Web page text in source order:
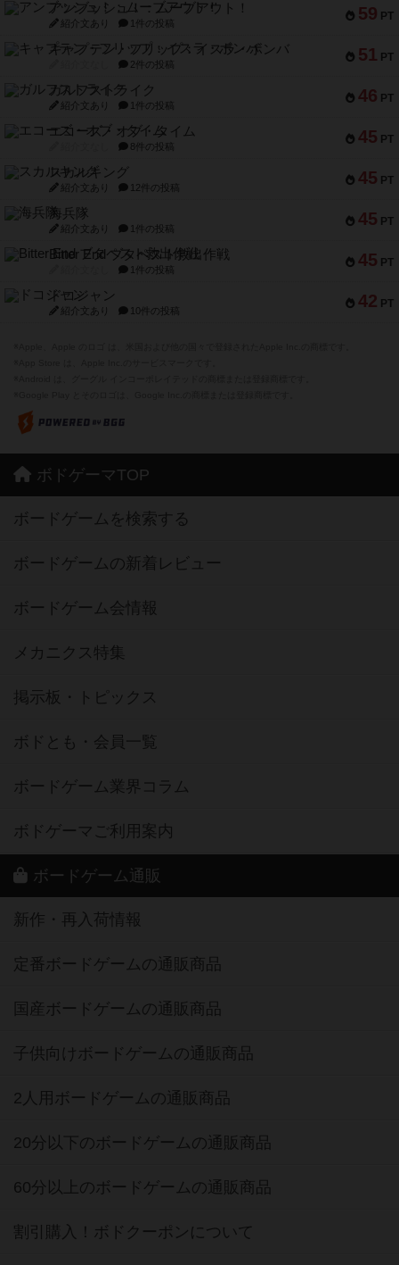
59 PT
アンブッシュ！：ムーブアウト！
紹介文あり 1件の投稿
51 PT
キャプテン・フリップ：イスラ・ボンバ
2件の投稿
46 PT
ガルフストライク
紹介文あり 1件の投稿
45 PT
エコーズ・オブ・タイム
8件の投稿
45 PT
スカルキング
紹介文あり 12件の投稿
45 PT
海兵隊
紹介文あり 1件の投稿
45 PT
Bitter End ブタペスト救出作戦
1件の投稿
42 PT
ドコジャン
紹介文あり 10件の投稿
ボドゲーマTOP
ボードゲームを検索する
ボードゲームの新着レビュー
ボードゲーム会情報
メカニクス特集
掲示板・トピックス
ボドとも・会員一覧
ボードゲーム業界コラム
ボドゲーマご利用案内
ボードゲーム通販
新作・再入荷情報
定番ボードゲームの通販商品
国産ボードゲームの通販商品
子供向けボードゲームの通販商品
2人用ボードゲームの通販商品
20分以下のボードゲームの通販商品
60分以上のボードゲームの通販商品
割引購入！ボドクーポンについて